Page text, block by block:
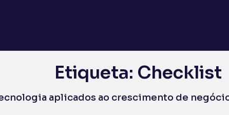
Etiqueta: Checklist
aplicados ao crescimento de